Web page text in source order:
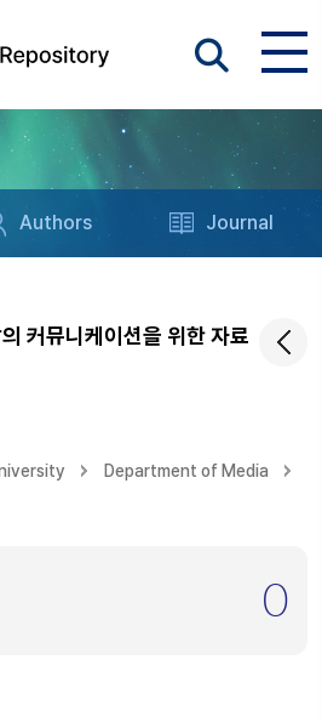
Authors Journal
커뮤니케이션을 위한 자료
Department of Media
0